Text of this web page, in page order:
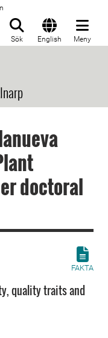
Sök English Meny
doctoral
FAKTA
quality traits and